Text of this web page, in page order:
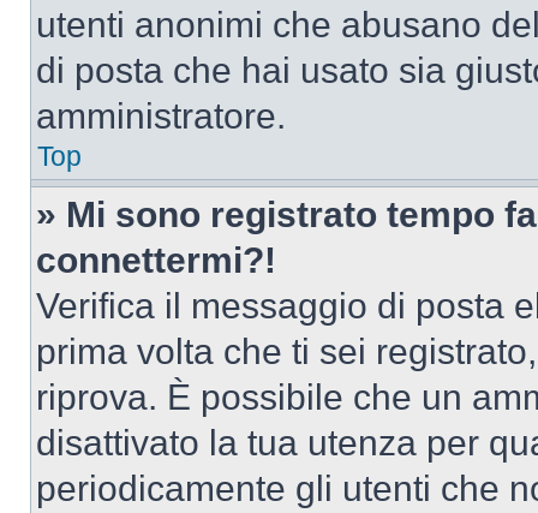
utenti anonimi che abusano
di posta che hai usato sia
amministratore.
Top
» Mi sono registrato tempo
connettermi?!
Verifica il messaggio di posta
prima volta che ti sei
riprova. È possibile che un
disattivato la tua utenza per
periodicamente gli utenti che